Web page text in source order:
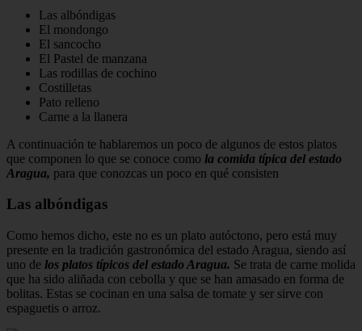
Las albóndigas
El mondongo
El sancocho
El Pastel de manzana
Las rodillas de cochino
Costilletas
Pato relleno
Carne a la llanera
A continuación te hablaremos un poco de algunos de estos platos
que componen lo que se conoce como la comida típica del estado
Aragua, para que conozcas un poco en qué consisten
Las albóndigas
Como hemos dicho, este no es un plato autóctono, pero está muy
presente en la tradición gastronómica del estado Aragua, siendo así
uno de los platos típicos del estado Aragua. Se trata de carne molida
que ha sido aliñada con cebolla y que se han amasado en forma de
bolitas. Estas se cocinan en una salsa de tomate y ser sirve con
espaguetis o arroz.